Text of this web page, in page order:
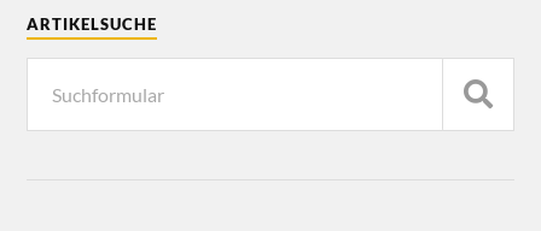
ARTIKELSUCHE